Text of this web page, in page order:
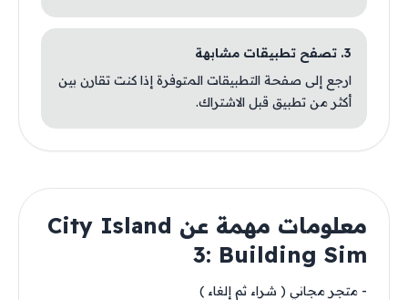
3. تصفح تطبيقات مشابهة
ارجع إلى صفحة التطبيقات المتوفرة إذا كنت تقارن بين
أكثر من تطبيق قبل الاشتراك.
معلومات مهمة عن City Island
3: Building Sim
- متجر مجاني ( شراء ثم إلغاء )